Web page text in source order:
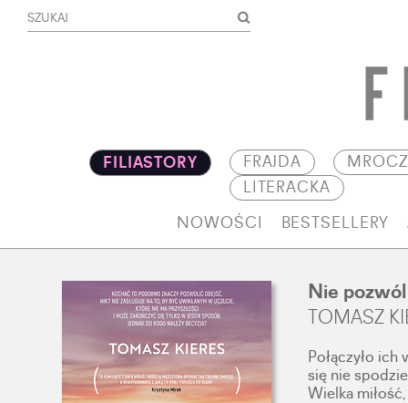
FILIASTORY FRAJDA
LITERACKA
NOWOŚCI BESTSELLERY
Nie
TOMASZ
Połączyło
się nie
Wielka